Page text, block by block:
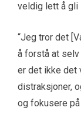
veldig lett å gli
“Jeg tror det
å forstå at
er det ikke det
distraksjoner,
og fokusere